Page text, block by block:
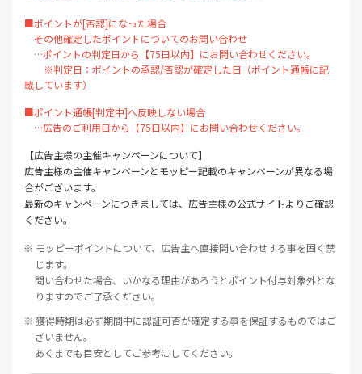
■ポイントが[否認]になった場合
その他確定したポイントについてのお問い合わせ
…ポイントの判定日から【75日以内】にお問い合わせください。
※判定日：ポイントの承認/否認が確定した日（ポイント通帳に記
載しています）
■ポイント通帳[判定中]へ反映しない場合
…広告のご利用日から【75日以内】にお問い合わせください。
【広告主様の主催キャンペーンについて】
広告主様の主催キャンペーンとモッピー記載のキャンペーンが異なる場
合がございます。
最新のキャンペーンにつきましては、広告主様の公式サイトよりご確認
ください。
※ モッピーポイントについて、広告主へ直接問い合わせする事を固く禁
じます。
問い合わせた場合、いかなる理由があろうとポイント付与対象外とな
りますのでご了承ください。
※ 獲得時期は必ず期間中に認証可否が確定する事を保証するものではご
ざいません。
あくまでも目安としてご参考にしてください。